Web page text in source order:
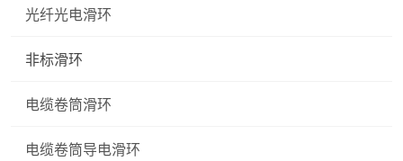
光纤光电滑环
非标滑环
电缆卷筒滑环
电缆卷筒导电滑环